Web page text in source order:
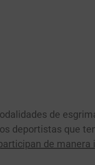
de
deportistas que
de manera